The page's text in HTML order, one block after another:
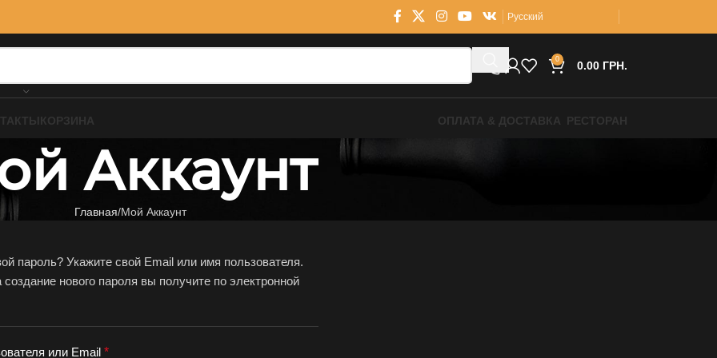
Русский
0 0.00 ГРН.
КОРЗИНА ОПЛАТА & ДОСТАВКА РЕСТОРАН
Аккаунт
Главная Мой Аккаунт
пароль? Укажите свой Email или имя пользователя.
нового пароля вы получите по электронной
или Email *